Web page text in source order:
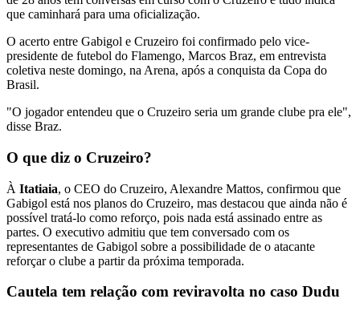
que caminhará para uma oficialização.
O acerto entre Gabigol e Cruzeiro foi confirmado pelo vice-
presidente de futebol do Flamengo, Marcos Braz, em entrevista
coletiva neste domingo, na Arena, após a conquista da Copa do
Brasil.
"O jogador entendeu que o Cruzeiro seria um grande clube pra ele",
disse Braz.
O que diz o Cruzeiro?
À Itatiaia, o CEO do Cruzeiro, Alexandre Mattos, confirmou que
Gabigol está nos planos do Cruzeiro, mas destacou que ainda não é
possível tratá-lo como reforço, pois nada está assinado entre as
partes. O executivo admitiu que tem conversado com os
representantes de Gabigol sobre a possibilidade de o atacante
reforçar o clube a partir da próxima temporada.
Cautela tem relação com reviravolta no caso Dudu